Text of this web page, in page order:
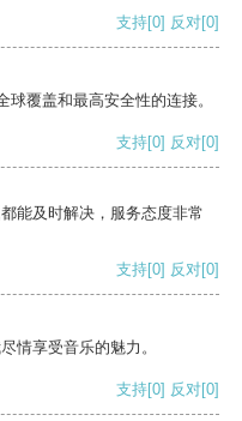
支持[0] 反对[0]
覆盖和最高安全性的连接。
支持[0] 反对[0]
能及时解决，服务态度非常
支持[0] 反对[0]
情享受音乐的魅力。
支持[0] 反对[0]